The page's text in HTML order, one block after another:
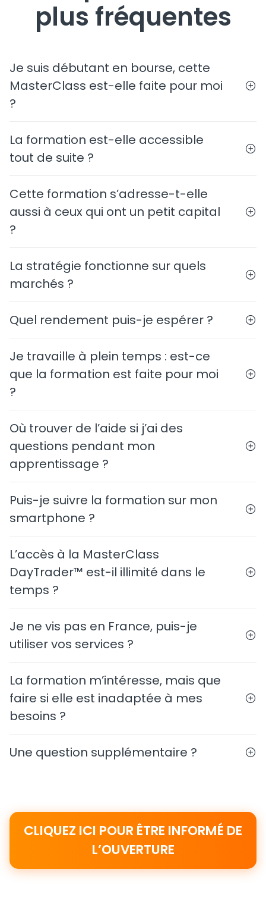
plus fréquentes
Je suis débutant en bourse, cette
MasterClass est-elle faite pour moi
?
La formation est-elle accessible
tout de suite ?
Cette formation s’adresse-t-elle
aussi à ceux qui ont un petit capital
?
La stratégie fonctionne sur quels
marchés ?
Quel rendement puis-je espérer ?
Je travaille à plein temps : est-ce
que la formation est faite pour moi
?
Où trouver de l’aide si j’ai des
questions pendant mon
apprentissage ?
Puis-je suivre la formation sur mon
smartphone ?
L’accès à la MasterClass
DayTrader™ est-il illimité dans le
temps ?
Je ne vis pas en France, puis-je
utiliser vos services ?
La formation m’intéresse, mais que
faire si elle est inadaptée à mes
besoins ?
Une question supplémentaire ?
CLIQUEZ ICI POUR ÊTRE INFORMÉ DE
L’OUVERTURE